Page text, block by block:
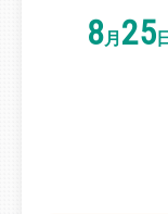
8月 25